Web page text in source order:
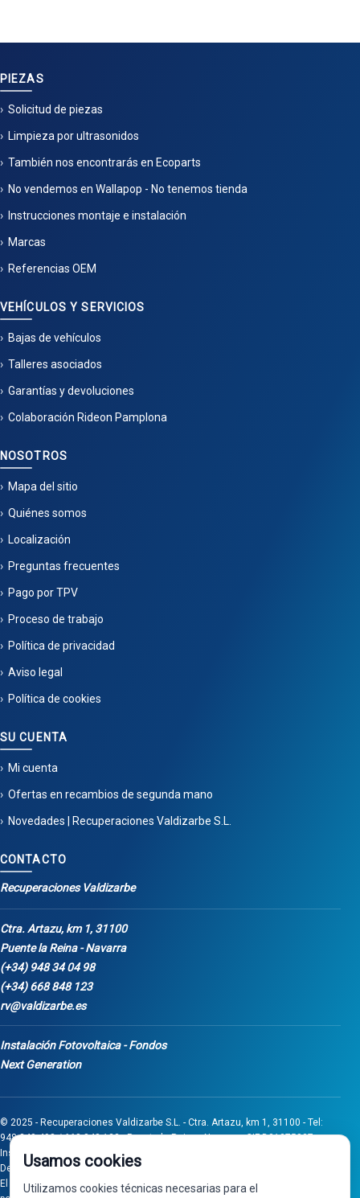
PIEZAS
Solicitud de piezas
Limpieza por ultrasonidos
También nos encontrarás en Ecoparts
No vendemos en Wallapop - No tenemos tienda
Instrucciones montaje e instalación
Marcas
Referencias OEM
VEHÍCULOS Y SERVICIOS
Bajas de vehículos
Talleres asociados
Garantías y devoluciones
Colaboración Rideon Pamplona
NOSOTROS
Mapa del sitio
Quiénes somos
Localización
Preguntas frecuentes
Pago por TPV
Proceso de trabajo
Política de privacidad
Aviso legal
Política de cookies
SU CUENTA
Mi cuenta
Ofertas en recambios de segunda mano
Novedades | Recuperaciones Valdizarbe S.L.
CONTACTO
Recuperaciones Valdizarbe
Ctra. Artazu, km 1, 31100
Puente la Reina - Navarra
(+34) 948 34 04 98
(+34) 668 848 123
rv@valdizarbe.es
Instalación Fotovoltaica - Fondos
Next Generation
© 2025 - Recuperaciones Valdizarbe S.L. - Ctra. Artazu, km 1, 31100 - Tel:
948 340 498 / 668 848 123 - Puente la Reina - Navarra - CIF B31275837.
Inscrita en el Registro Mercantil de Navarra, Tomo 32, Folio 75, Hoja 525.
Desarrollado porSeintosoft
El proyecto de inversión "0011-0558-2024-000008" ha sido subvencionado
Usamos cookies
Utilizamos cookies técnicas necesarias para el